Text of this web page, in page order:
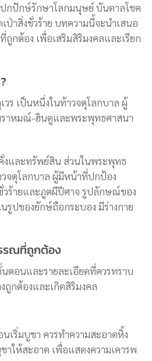
กปักษ์รักษาโลกมนุษย์ บันดาลโชค
าสิ่งชั่วร้าย บทความนี้จะนำเสนอ
ถูกต้อง เพื่อเสริมสิริมงคลและเรียก
วร เป็นหนึ่งในท้าวจตุโลกบาล ผู้
าหมณ์-ฮินดูและพระพุทธศาสนา
งและทรัพย์สิน ส่วนในพระพุทธ
จตุโลกบาล ผู้มีหน้าที่ปกป้อง
วร้ายและภูตผีปีศาจ รูปลักษณ์ของ
รูปของยักษ์ถือกระบอง มีร่างกาย
รณที่ถูกต้อง
ตอนและรายละเอียดที่ควรทราบ
ถูกต้องและเกิดสิริมงคล
เริ่มบูชา ควรทำความสะอาดหิ้ง
ให้สะอาด เพื่อแสดงความเคารพ